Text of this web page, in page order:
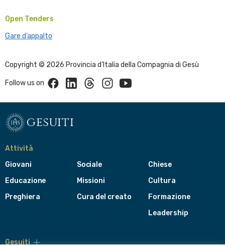
Open Tenders
Gare d’appalto
Copyright © 2026 Provincia d’Italia della Compagnia di Gesù
Follow us on FacebookLinkedinThreadsInstagramYoutube
gesuiti
Attività
Giovani
Educazione
Preghiera
Sociale
Missioni
Cura del creato
Chiese
Cultura
Formazione
Leadership
Gesuiti